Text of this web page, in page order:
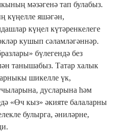
мәзәгенә тап булабыз.
күңелле яшәгән,
күңел күтәренкелеге
кушып сәламләгәннәр.
бүлегендә без
танышабыз. Татар халык
шикелле үк,
дусларына һәм
«Өч кыз» әкияте балаларны
булырга, әниләрне,